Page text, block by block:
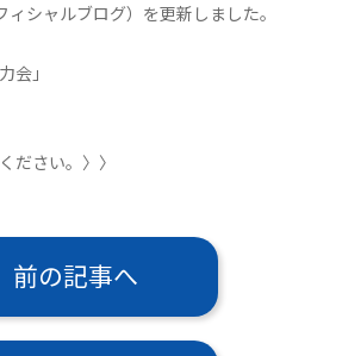
シャルブログ）を更新しました。
会」
ださい。〉〉
前の記事へ